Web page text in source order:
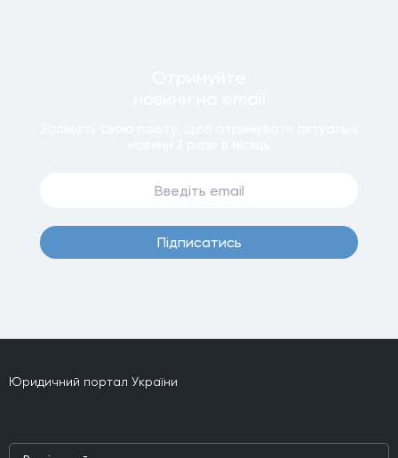
Пiдписатись
Юридичний портал України